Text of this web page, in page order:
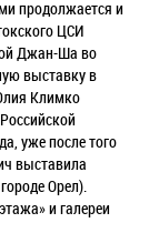
продолжается и
ЦСИ
Джан-Ша во
выставку в
Климко
уже после того
выставила
Орел).
и галереи